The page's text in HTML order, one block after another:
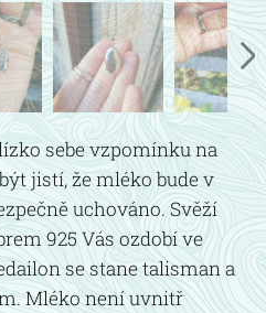
sebe vzpomínku na
jistí, že mléko bude v
uchováno. Svěží
925 Vás ozdobí ve
se stane talisman a
Mléko není uvnitř